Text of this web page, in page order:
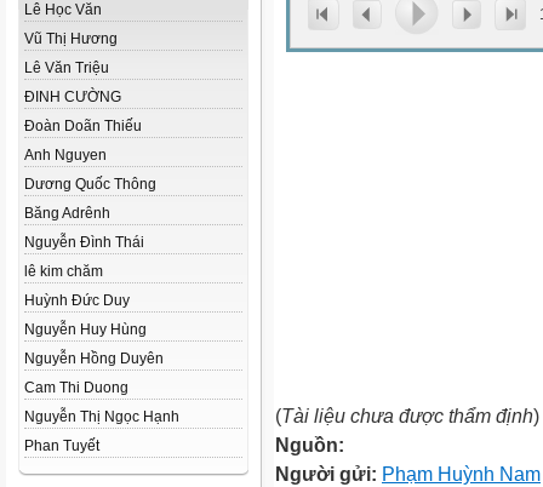
Lê Học Văn
Vũ Thị Hương
Lê Văn Triệu
ĐINH CƯỜNG
Đoàn Doãn Thiếu
Anh Nguyen
Dương Quốc Thông
Băng Adrênh
Nguyễn Đình Thái
lê kim chăm
Huỳnh Đức Duy
Nguyễn Huy Hùng
Nguyễn Hồng Duyên
Cam Thi Duong
Nguyễn Thị Ngọc Hạnh
Phan Tuyết
(Tài liệu chưa được thẩm định)
Nguồn:
Người gửi: Phạm Huỳnh Nam